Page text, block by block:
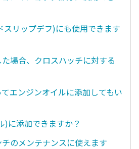
スリップデフ)にも使用できます
場合、クロスハッチに対する
エンジンオイルに添加してもい
)に添加できますか？
のメンテナンスに使えます